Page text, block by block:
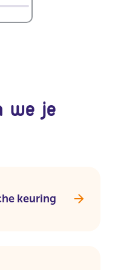
we je
keuring